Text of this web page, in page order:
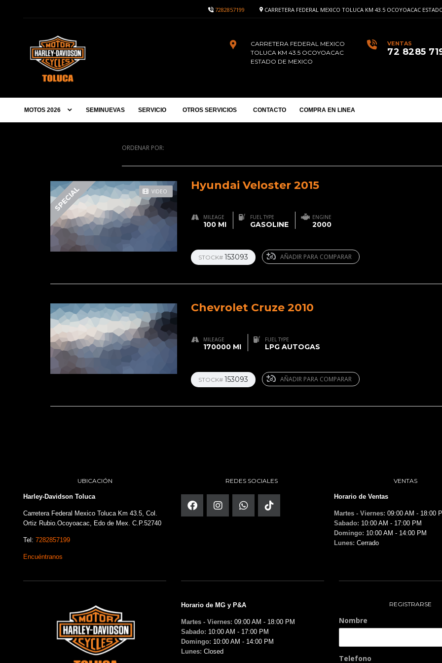
CARRETERA FEDERAL MEXICO TOLUCA KM 43.5 OCOYOACAC
7282857199
VENTAS
72 8285
CARRETERA FEDERAL MEXICO
TOLUCA KM 43.5 OCOYOACAC
ESTADO DE MEXICO
MOTOS 2026 SEMINUEVAS SERVICIO OTROS SERVICIOS CONTACTO COMPRA EN LINEA
ORDENAR POR:
VIDEO
SPECIAL Hyundai Veloster 2015
MILEAGE
100 MI
FUEL TYPE
GASOLINE
ENGINE
2000
STOCK# 153093 AÑADIR PARA COMPARAR
Chevrolet Cruze 2010
MILEAGE
170000 MI
FUEL TYPE
LPG AUTOGAS
STOCK# 153093 AÑADIR PARA COMPARAR
UBICACIÓN
Harley-Davidson Toluca
Carretera Federal Mexico Toluca Km 43.5, Col.
Ortiz Rubio.Ocoyoacac, Edo de Mex. C.P.52740
Tel: 7282857199
Encuéntranos
REDES SOCIALES VENTAS
Horario de Ventas
Martes - Viernes: 09:00 AM - 18:00
Sabado: 10:00 AM - 17:00 PM
Domingo: 10:00 AM - 14:00 PM
Lunes: Cerrado
Horario de MG y P&A
Martes - Viernes: 09:00 AM - 18:00 PM
Sabado: 10:00 AM - 17:00 PM
Domingo: 10:00 AM - 14:00 PM
Lunes: Closed
REGISTRARSE
Nombre
Telefono